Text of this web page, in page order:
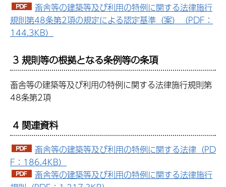
畜舎等の建築等及び利用の特例に関する法律施行
規則第48条第2項の規定による認定基準（案）（PDF：
144.3KB）
3 規則等の根拠となる条例等の条項
畜舎等の建築等及び利用の特例に関する法律施行規則第
48条第2項
4 関連資料
畜舎等の建築等及び利用の特例に関する法律（PD
F：186.4KB）
畜舎等の建築等及び利用の特例に関する法律施行